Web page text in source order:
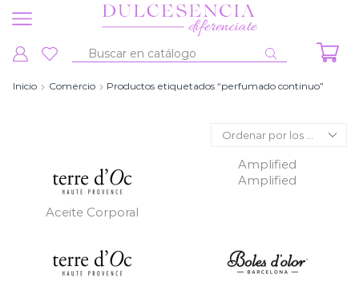
Entrada
búsqueda
Inicio Comercio Productos etiquetados “perfumado continuo”
Aceite Corporal
Amplified
Amplified